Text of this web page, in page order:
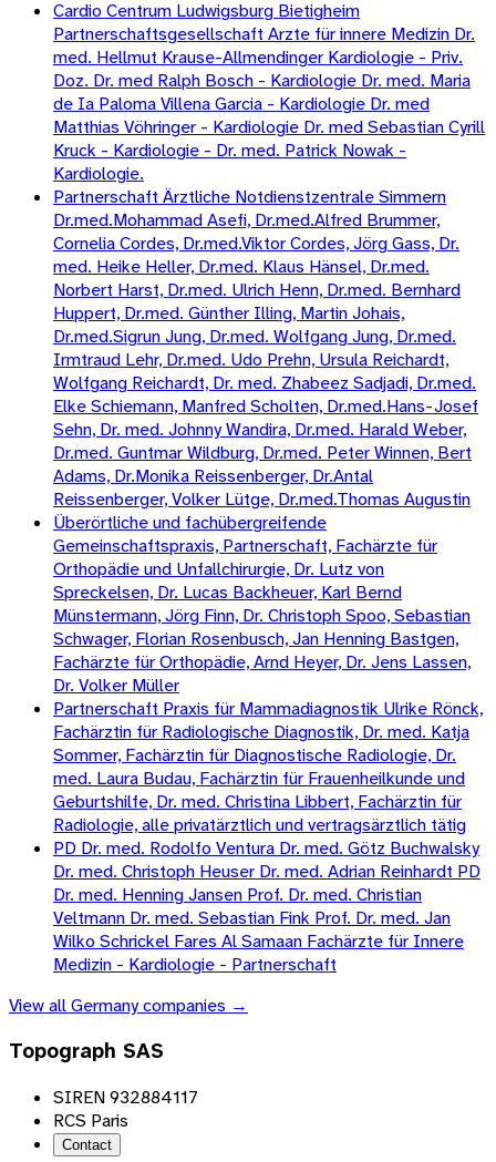
Cardio Centrum Ludwigsburg Bietigheim
Partnerschaftsgesellschaft Arzte für innere Medizin Dr.
med. Hellmut Krause-Allmendinger Kardiologie - Priv.
Doz. Dr. med Ralph Bosch - Kardiologie Dr. med. Maria
de Ia Paloma Villena Garcia - Kardiologie Dr. med
Matthias Vöhringer - Kardiologie Dr. med Sebastian Cyrill
Kruck - Kardiologie - Dr. med. Patrick Nowak -
Kardiologie.
Partnerschaft Ärztliche Notdienstzentrale Simmern
Dr.med.Mohammad Asefi, Dr.med.Alfred Brummer,
Cornelia Cordes, Dr.med.Viktor Cordes, Jörg Gass, Dr.
med. Heike Heller, Dr.med. Klaus Hänsel, Dr.med.
Norbert Harst, Dr.med. Ulrich Henn, Dr.med. Bernhard
Huppert, Dr.med. Günther Illing, Martin Johais,
Dr.med.Sigrun Jung, Dr.med. Wolfgang Jung, Dr.med.
Irmtraud Lehr, Dr.med. Udo Prehn, Ursula Reichardt,
Wolfgang Reichardt, Dr. med. Zhabeez Sadjadi, Dr.med.
Elke Schiemann, Manfred Scholten, Dr.med.Hans-Josef
Sehn, Dr. med. Johnny Wandira, Dr.med. Harald Weber,
Dr.med. Guntmar Wildburg, Dr.med. Peter Winnen, Bert
Adams, Dr.Monika Reissenberger, Dr.Antal
Reissenberger, Volker Lütge, Dr.med.Thomas Augustin
Überörtliche und fachübergreifende
Gemeinschaftspraxis, Partnerschaft, Fachärzte für
Orthopädie und Unfallchirurgie, Dr. Lutz von
Spreckelsen, Dr. Lucas Backheuer, Karl Bernd
Münstermann, Jörg Finn, Dr. Christoph Spoo, Sebastian
Schwager, Florian Rosenbusch, Jan Henning Bastgen,
Fachärzte für Orthopädie, Arnd Heyer, Dr. Jens Lassen,
Dr. Volker Müller
Partnerschaft Praxis für Mammadiagnostik Ulrike Rönck,
Fachärztin für Radiologische Diagnostik, Dr. med. Katja
Sommer, Fachärztin für Diagnostische Radiologie, Dr.
med. Laura Budau, Fachärztin für Frauenheilkunde und
Geburtshilfe, Dr. med. Christina Libbert, Fachärztin für
Radiologie, alle privatärztlich und vertragsärztlich tätig
PD Dr. med. Rodolfo Ventura Dr. med. Götz Buchwalsky
Dr. med. Christoph Heuser Dr. med. Adrian Reinhardt PD
Dr. med. Henning Jansen Prof. Dr. med. Christian
Veltmann Dr. med. Sebastian Fink Prof. Dr. med. Jan
Wilko Schrickel Fares Al Samaan Fachärzte für Innere
Medizin - Kardiologie - Partnerschaft
View allGermanycompanies →
Topograph SAS
SIREN 932884117
RCS Paris
Contact